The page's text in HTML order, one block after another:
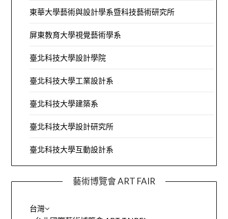
東華大學藝術與設計學系暨科技藝術研究所
屏東教育大學視覺藝術學系
臺北科技大學設計學院
臺北科技大學工業設計系
臺北科技大學建築系
臺北科技大學設計研究所
臺北科技大學互動設計系
藝術博覽會 ART FAIR
台灣